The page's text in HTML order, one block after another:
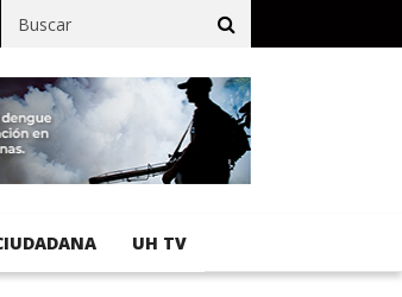
avance en obras de terracería
UH TV